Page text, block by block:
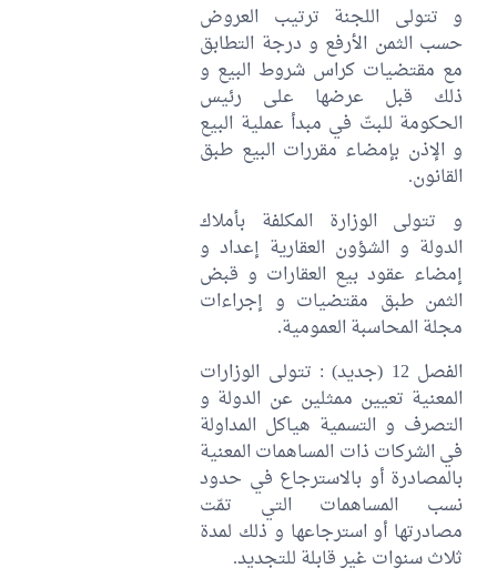
و تتولى اللجنة ترتيب العروض
حسب الثمن الأرفع و درجة التطابق
مع مقتضيات كراس شروط البيع و
ذلك قبل عرضها على رئيس
الحكومة للبتّ في مبدأ عملية البيع
و الإذن بإمضاء مقررات البيع طبق
القانون.
و تتولى الوزارة المكلفة بأملاك
الدولة و الشؤون العقارية إعداد و
إمضاء عقود بيع العقارات و قبض
الثمن طبق مقتضيات و إجراءات
مجلة المحاسبة العمومية.
الفصل 12 (جديد) : تتولى الوزارات
المعنية تعيين ممثلين عن الدولة و
التصرف و التسمية هياكل المداولة
في الشركات ذات المساهمات المعنية
بالمصادرة أو بالاسترجاع في حدود
نسب المساهمات التي تمّت
مصادرتها أو استرجاعها و ذلك لمدة
ثلاث سنوات غير قابلة للتجديد.